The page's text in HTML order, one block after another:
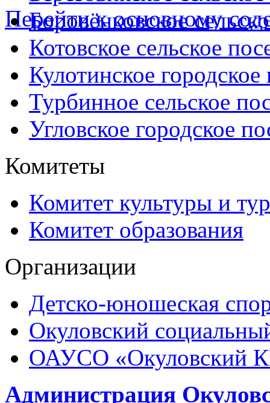
Перейти к основному
Боровёнковское
Котовское сельское
Кулотинское городское
Турбинное сельское
Угловское городское
Комитеты
Комитет культуры и
Комитет образования
Организации
Детско-юношеская
Окуловский
ОАУСО «Окуловский
Администрация